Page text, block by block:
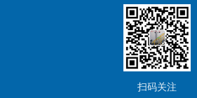
扫码关注